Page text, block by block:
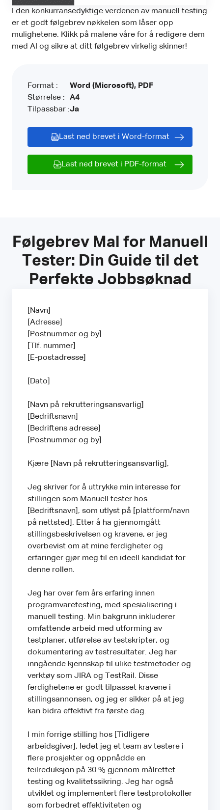
I den konkurransedyktige verdenen av manuell testing
er et godt følgebrev nøkkelen som låser opp
mulighetene. Klikk på malene våre for å redigere dem
med AI og sikre at ditt følgebrev virkelig skinner!
Format :
Størrelse :
Tilpassbar :
Word (Microsoft), PDF
A4
Ja
Last ned brevet i Word-format
Last ned brevet i PDF-format
Følgebrev Mal for Manuell
Tester: Din Guide til det
Perfekte Jobbsøknad
[Navn]
[Adresse]
[Postnummer og by]
[Tlf. nummer]
[E-postadresse]
[Dato]
[Navn på rekrutteringsansvarlig]
[Bedriftsnavn]
[Bedriftens adresse]
[Postnummer og by]
Kjære [Navn på rekrutteringsansvarlig],
Jeg skriver for å uttrykke min interesse for
stillingen som Manuell tester hos
[Bedriftsnavn], som utlyst på [plattform/navn
på nettsted]. Etter å ha gjennomgått
stillingsbeskrivelsen og kravene, er jeg
overbevist om at mine ferdigheter og
erfaringer gjør meg til en ideell kandidat for
denne rollen.
Jeg har over fem års erfaring innen
programvaretesting, med spesialisering i
manuell testing. Min bakgrunn inkluderer
omfattende arbeid med utforming av
testplaner, utførelse av testskripter, og
dokumentering av testresultater. Jeg har
inngående kjennskap til ulike testmetoder og
verktøy som JIRA og TestRail. Disse
ferdighetene er godt tilpasset kravene i
stillingsannonsen, og jeg er sikker på at jeg
kan bidra effektivt fra første dag.
I min forrige stilling hos [Tidligere
arbeidsgiver], ledet jeg et team av testere i
flere prosjekter og oppnådde en
feilreduksjon på 30 % gjennom målrettet
testing og kvalitetssikring. Jeg har også
utviklet og implementert flere testprotokoller
som forbedret effektiviteten og